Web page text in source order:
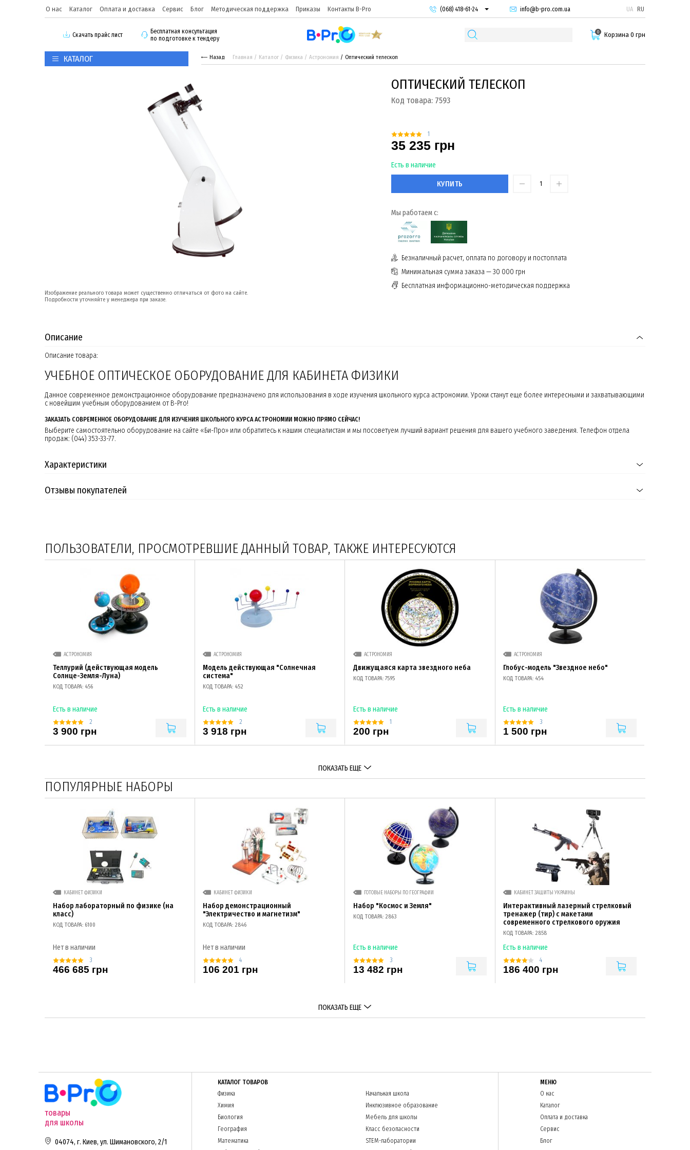
О нас Каталог Оплата и доставка Сервис Блог Методическая поддержка Приказы Контакты B-Pro
(068) 418-61-24
(095) 987-29-55
info@b-pro.com.ua UA RU
Скачать прайс лист
Бесплатная консультация
по подготовке к тендеру
0 Корзина 0 грн
КАТАЛОГ Назад Главная Каталог Физика Астрономия Оптический телескоп
Изображение реального товара может существенно отличаться от фото на сайте.
Подробности уточняйте у менеджера при заказе.
ОПТИЧЕСКИЙ ТЕЛЕСКОП
Код товара: 7593
1
35 235 грн
Есть в наличие
КУПИТЬ
Мы работаем с:
Безналичный расчет, оплата по договору и постоплата
Минимальная сумма заказа — 30 000 грн
Бесплатная информационно-методическая поддержка
Описание
Описание товара:
УЧЕБНОЕ ОПТИЧЕСКОЕ ОБОРУДОВАНИЕ ДЛЯ КАБИНЕТА ФИЗИКИ
Данное современное демонстрационное оборудование предназначено для использования в ходе изучения школьного курса астрономии. Уроки станут еще более интересными и захватывающими
с новейшим учебным оборудованием от B-Pro!
ЗАКАЗАТЬ СОВРЕМЕННОЕ ОБОРУДОВАНИЕ ДЛЯ ИЗУЧЕНИЯ ШКОЛЬНОГО КУРСА АСТРОНОМИИ МОЖНО ПРЯМО СЕЙЧАС!
Выберите самостоятельно оборудование на сайте «Би-Про» или обратитесь к нашим специалистам и мы посоветуем лучший вариант решения для вашего учебного заведения. Телефон отдела
продаж: (044) 353-33-77.
Характеристики
Отзывы покупателей
ПОЛЬЗОВАТЕЛИ, ПРОСМОТРЕВШИЕ ДАННЫЙ ТОВАР, ТАКЖЕ ИНТЕРЕСУЮТСЯ
АСТРОНОМИЯ
Теллурий (действующая модель
Солнце-Земля-Луна)
КОД ТОВАРА: 456
Есть в наличие
2
3 900 грн
АСТРОНОМИЯ
Модель действующая "Солнечная
система"
КОД ТОВАРА: 452
Есть в наличие
2
3 918 грн
АСТРОНОМИЯ
Движущаяся карта звездного неба
КОД ТОВАРА: 7595
Есть в наличие
1
200 грн
АСТРОНОМИЯ
Глобус-модель "Звездное небо"
КОД ТОВАРА: 454
Есть в наличие
3
1 500 грн
ПОКАЗАТЬ ЕЩЕ
ПОПУЛЯРНЫЕ НАБОРЫ
КАБИНЕТ ФИЗИКИ
Набор лабораторный по физике (на
класс)
КОД ТОВАРА: 6100
Нет в наличии
3
466 685 грн
КАБИНЕТ ФИЗИКИ
Набор демонстрационный
"Электричество и магнетизм"
КОД ТОВАРА: 2846
Нет в наличии
4
106 201 грн
ГОТОВЫЕ НАБОРЫ ПО ГЕОГРАФИИ
Набор "Космос и Земля"
КОД ТОВАРА: 2863
Есть в наличие
3
13 482 грн
КАБИНЕТ ЗАЩИТЫ УКРАИНЫ
Интерактивный лазерный стрелковый
тренажер (тир) с макетами
современного стрелкового оружия
КОД ТОВАРА: 2858
Есть в наличие
4
186 400 грн
ПОКАЗАТЬ ЕЩЕ
товары
для школы
04074, г. Киев, ул. Шимановского, 2/1
КАТАЛОГ ТОВАРОВ
Физика
Химия
Биология
География
Математика
Начальная школа
Инклюзивное образование
Мебель для школы
Класс безопасности
STEM-лаборатории
МЕНЮ
О нас
Каталог
Оплата и доставка
Сервис
Блог